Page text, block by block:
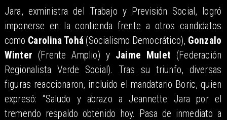
Jara, exministra del Trabajo y Previsión Social, logró
imponerse en la contienda frente a otros candidatos
como Carolina Tohá(Socialismo Democrático), Gonzalo
Winter (Frente Amplio) y Jaime Mulet (Federación
Regionalista Verde Social). Tras su triunfo, diversas
figuras reaccionaron, incluido el mandatario Boric, quien
expresó: “Saludo y abrazo a Jeannette Jara por el
tremendo respaldo obtenido hoy. Pasa de inmediato a